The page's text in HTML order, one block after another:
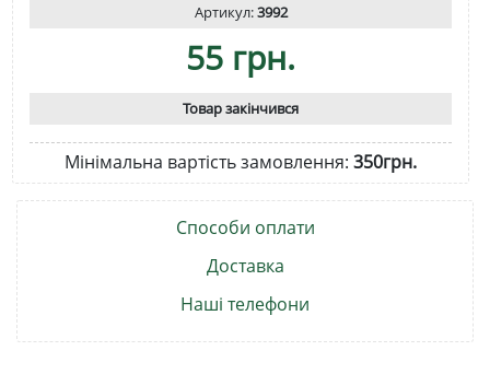
Артикул:3992
55 грн.
Товар закінчився
Мінімальна вартість замовлення: 350грн.
Способи оплати
Доставка
Наші телефони